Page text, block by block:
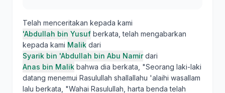
Telah menceritakan kepada kami
'Abdullah bin Yusuf berkata, telah mengabarkan
kepada kami Malik dari
Syarik bin 'Abdullah bin Abu Namirdari
Anas bin Malik bahwa dia berkata, "Seorang laki-laki
datang menemui Rasulullah shallallahu 'alaihi wasallam
lalu berkata, "Wahai Rasulullah, harta benda telah